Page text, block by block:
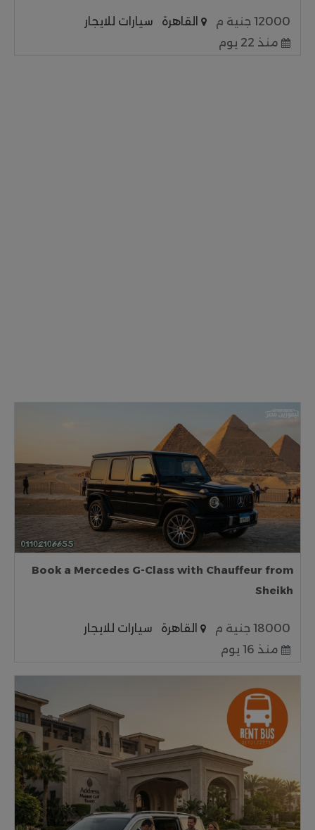
12000 جنية م القاهرة
سيارات للايجار
منذ 22 يوم
Book a Mercedes G-Class with Chauffeur from
Sheikh
18000 جنية م القاهرة
سيارات للايجار
منذ 16 يوم